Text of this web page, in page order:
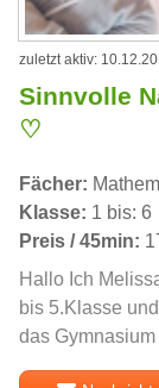
zuletzt aktiv:
Sinnvolle
♡
Fächer:
Klasse: 1 bis: 6
Preis / 45min:
Hallo Ich
bis 5.Klasse
das